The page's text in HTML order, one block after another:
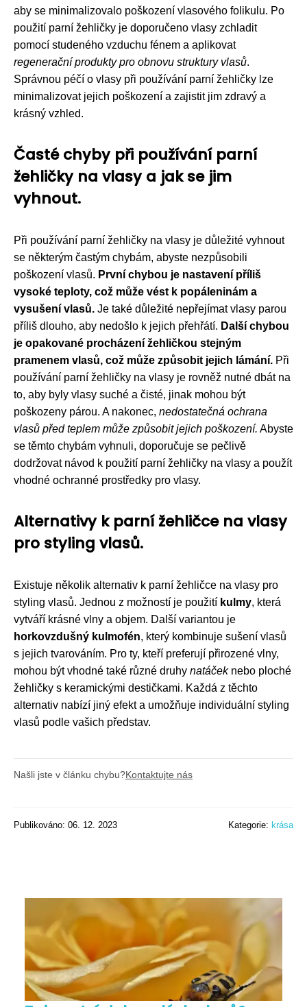
aby se minimalizovalo poškození vlasového folikulu. Po
použití parní žehličky je doporučeno vlasy zchladit
pomocí studeného vzduchu fénem a aplikovat
regenerační produkty pro obnovu struktury vlasů.
Správnou péčí o vlasy při používání parní žehličky lze
minimalizovat jejich poškození a zajistit jim zdravý a
krásný vzhled.
Časté chyby při používání parní
žehličky na vlasy a jak se jim
vyhnout.
Při používání parní žehličky na vlasy je důležité vyhnout
se některým častým chybám, abyste nezpůsobili
poškození vlasů. První chybou je nastavení příliš
vysoké teploty, což může vést k popáleninám a
vysušení vlasů. Je také důležité nepřejímat vlasy parou
příliš dlouho, aby nedošlo k jejich přehřátí. Další chybou
je opakované procházení žehličkou stejným
pramenem vlasů, což může způsobit jejich lámání. Při
používání parní žehličky na vlasy je rovněž nutné dbát na
to, aby byly vlasy suché a čisté, jinak mohou být
poškozeny párou. A nakonec, nedostatečná ochrana
vlasů před teplem může způsobit jejich poškození. Abyste
se těmto chybám vyhnuli, doporučuje se pečlivě
dodržovat návod k použití parní žehličky na vlasy a použít
vhodné ochranné prostředky pro vlasy.
Alternativy k parní žehličce na vlasy
pro styling vlasů.
Existuje několik alternativ k parní žehličce na vlasy pro
styling vlasů. Jednou z možností je použití kulmy, která
vytváří krásné vlny a objem. Další variantou je
horkovzdušný kulmofén, který kombinuje sušení vlasů
s jejich tvarováním. Pro ty, kteří preferují přirozené vlny,
mohou být vhodné také různé druhy natáčeknebo ploché
žehličky s keramickými destičkami. Každá z těchto
alternativ nabízí jiný efekt a umožňuje individuální styling
vlasů podle vašich představ.
Našli jste v článku chybu?Kontaktujte nás
Publikováno: 06. 12. 2023 Kategorie: krása